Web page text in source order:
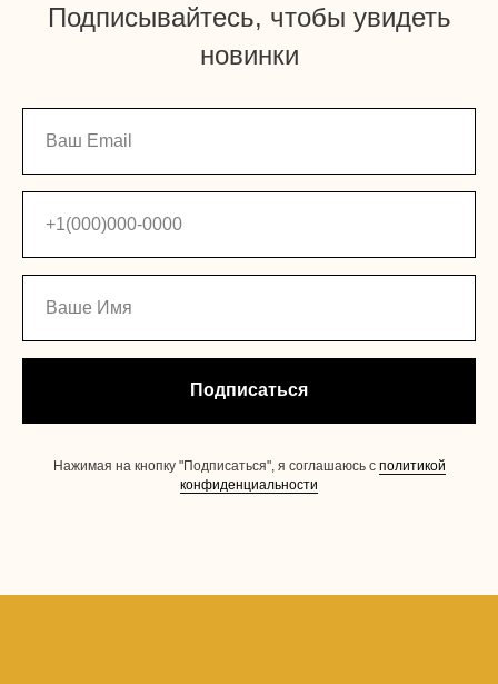
Подписывайтесь, чтобы увидеть
новинки
Подписаться
Нажимая на кнопку "Подписаться", я соглашаюсь с политикой
конфиденциальности